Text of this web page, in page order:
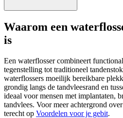
Waarom een
is
Een waterflosser combineert
tegenstelling tot traditioneel
waterflossers moeilijk bereikbare
grondig langs de tandvleesrand en
ideaal voor mensen met implantaten,
tandvlees. Voor meer achtergrond
terecht op Voordelen voor je gebit.